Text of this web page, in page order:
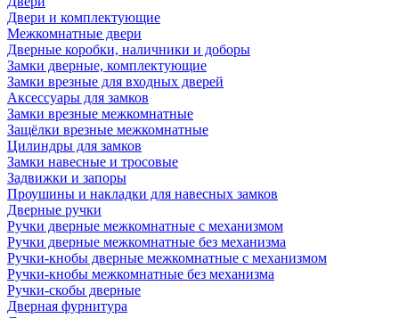
Двери и комплектующие
Межкомнатные двери
Дверные коробки, наличники и доборы
Замки дверные, комплектующие
Замки врезные для входных дверей
Аксессуары для замков
Замки врезные межкомнатные
Защёлки врезные межкомнатные
Цилиндры для замков
Замки навесные и тросовые
Задвижки и запоры
Проушины и накладки для навесных замков
Дверные ручки
Ручки дверные межкомнатные с механизмом
Ручки дверные межкомнатные без механизма
Ручки-кнобы дверные межкомнатные с механизмом
Ручки-кнобы межкомнатные без механизма
Ручки-скобы дверные
Дверная фурнитура